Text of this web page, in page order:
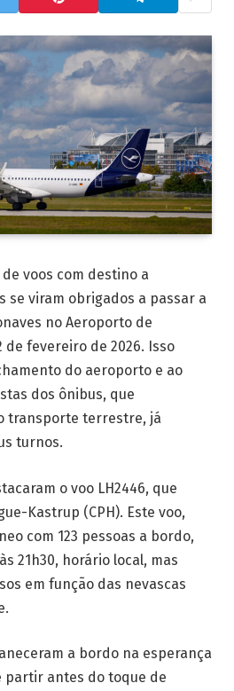
voos com destino a
se viram obrigados a passar a
no Aeroporto de
de fevereiro de 2026. Isso
do aeroporto e ao
dos ônibus, que
transporte terrestre, já
turnos.
o voo LH2446, que
Kastrup (CPH). Este voo,
com 123 pessoas a bordo,
21h30, horário local, mas
em função das nevascas
a bordo na esperança
partir antes do toque de